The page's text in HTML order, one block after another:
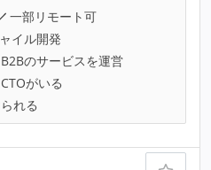
一部リモート可
イル開発
B2Bのサービスを運営
CTOがいる
れる